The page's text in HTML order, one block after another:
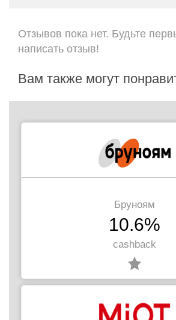
Отзывов пока нет. Будьте
написать отзыв!
Вам также могут
Бруноям
10.6%
cashback